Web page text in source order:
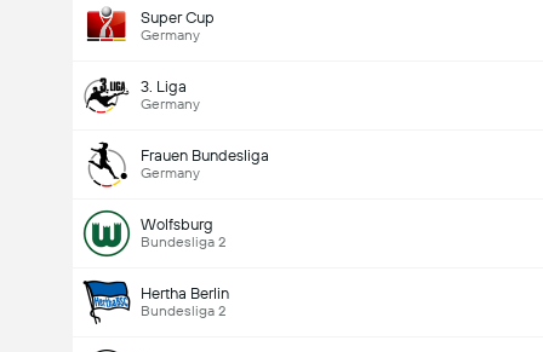
Super Cup
Germany
3. Liga
Germany
Frauen Bundesliga
Germany
Wolfsburg
Bundesliga 2
Hertha Berlin
Bundesliga 2